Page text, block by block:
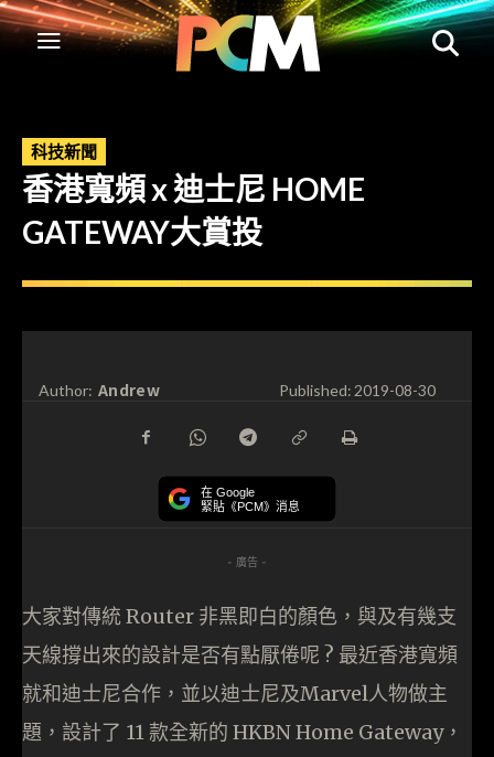
科技新聞
香港寬頻 x 迪士尼 HOME
GATEWAY大賞投
Author: Andrew Published:2019-08-30
在 Google
緊貼《PCM》消息
- 廣告 -
大家對傳統 Router 非黑即白的顏色，與及有幾支
天線撐出來的設計是否有點厭倦呢 ? 最近香港寬頻
就和迪士尼合作，並以迪士尼及Marvel人物做主
題，設計了 11 款全新的 HKBN Home Gateway，